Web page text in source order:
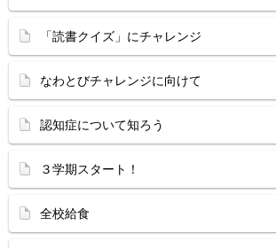
「読書クイズ」にチャレンジ
なわとびチャレンジに向けて
認知症について知ろう
３学期スタート！
全校給食